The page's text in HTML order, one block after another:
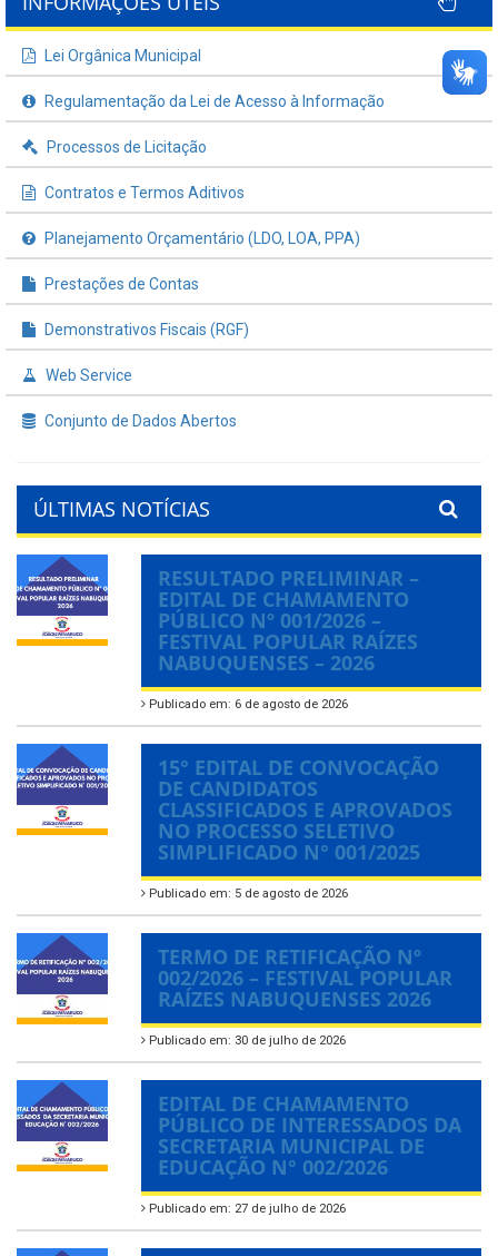
Lei Orgânica Municipal
Regulamentação da Lei de Acesso à Informação
Processos de Licitação
Contratos e Termos Aditivos
Planejamento Orçamentário (LDO, LOA, PPA)
Prestações de Contas
Demonstrativos Fiscais (RGF)
Web Service
Conjunto de Dados Abertos
ÚLTIMAS NOTÍCIAS
RESULTADO PRELIMINAR –
EDITAL DE CHAMAMENTO
PÚBLICO Nº 001/2026 –
FESTIVAL POPULAR RAÍZES
NABUQUENSES – 2026
Publicado em: 6 de agosto de 2026
15° EDITAL DE CONVOCAÇÃO
DE CANDIDATOS
CLASSIFICADOS E APROVADOS
NO PROCESSO SELETIVO
SIMPLIFICADO N° 001/2025
Publicado em: 5 de agosto de 2026
TERMO DE RETIFICAÇÃO Nº
002/2026 – FESTIVAL POPULAR
RAÍZES NABUQUENSES 2026
Publicado em: 30 de julho de 2026
EDITAL DE CHAMAMENTO
PÚBLICO DE INTERESSADOS DA
SECRETARIA MUNICIPAL DE
EDUCAÇÃO N° 002/2026
Publicado em: 27 de julho de 2026